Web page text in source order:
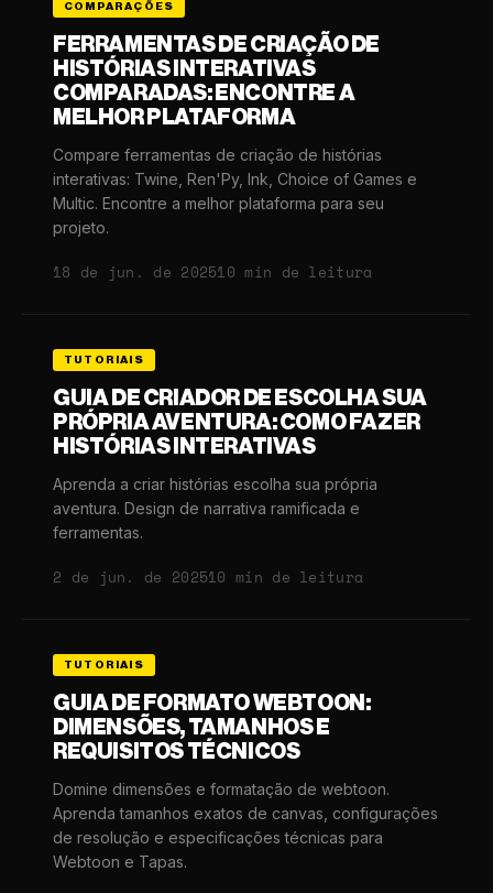
COMPARAÇÕES
FERRAMENTAS DE CRIAÇÃO DE
HISTÓRIAS INTERATIVAS
COMPARADAS: ENCONTRE A
MELHOR PLATAFORMA
Compare ferramentas de criação de histórias
interativas: Twine, Ren'Py, Ink, Choice of Games e
Multic. Encontre a melhor plataforma para seu
projeto.
18 de jun. de 202510 min de leitura
TUTORIAIS
GUIA DE CRIADOR DE ESCOLHA SUA
PRÓPRIA AVENTURA: COMO FAZER
HISTÓRIAS INTERATIVAS
Aprenda a criar histórias escolha sua própria
aventura. Design de narrativa ramificada e
ferramentas.
2 de jun. de 202510 min de leitura
TUTORIAIS
GUIA DE FORMATO WEBTOON:
DIMENSÕES, TAMANHOS E
REQUISITOS TÉCNICOS
Domine dimensões e formatação de webtoon.
Aprenda tamanhos exatos de canvas, configurações
de resolução e especificações técnicas para
Webtoon e Tapas.